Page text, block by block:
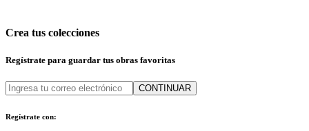
Crea tus colecciones
Regístrate para guardar tus obras favoritas
CONTINUAR
Regístrate con: